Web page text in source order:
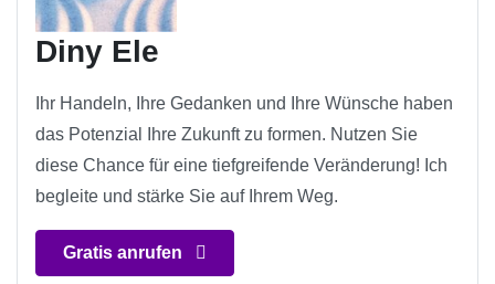
Diny Ele
Ihr Handeln, Ihre Gedanken und Ihre Wünsche haben
das Potenzial Ihre Zukunft zu formen. Nutzen Sie
diese Chance für eine tiefgreifende Veränderung! Ich
begleite und stärke Sie auf Ihrem Weg.
Gratis anrufen